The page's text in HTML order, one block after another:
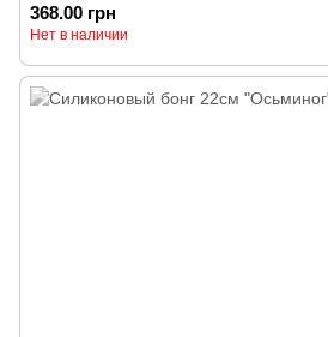
368.00 грн
Нет в наличии